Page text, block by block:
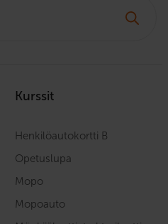
Kurssit
Henkilöautokortti B
Opetuslupa
Mopo
Mopoauto